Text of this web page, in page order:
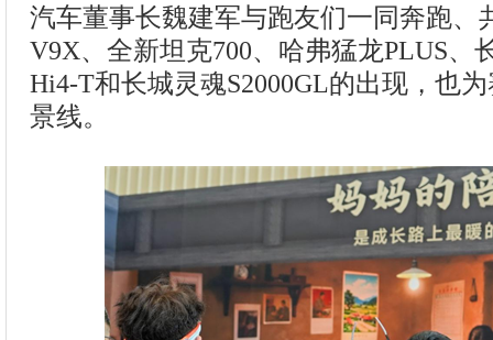
汽车董事长魏建军与跑友们一同奔跑、
V9X、全新坦克700、哈弗猛龙PLUS、
Hi4-T和长城灵魂S2000GL的出现，也
景线。